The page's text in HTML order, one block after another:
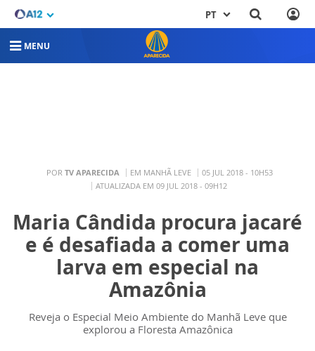
PT
MENU
POR TV APARECIDA EM MANHÃ LEVE
05 JUL 2018 - 10H53
ATUALIZADA EM 09 JUL 2018 - 09H12
Maria Cândida procura jacaré
e é desafiada a comer uma
larva em especial na
Amazônia
Reveja o Especial Meio Ambiente do Manhã Leve que
explorou a Floresta Amazônica